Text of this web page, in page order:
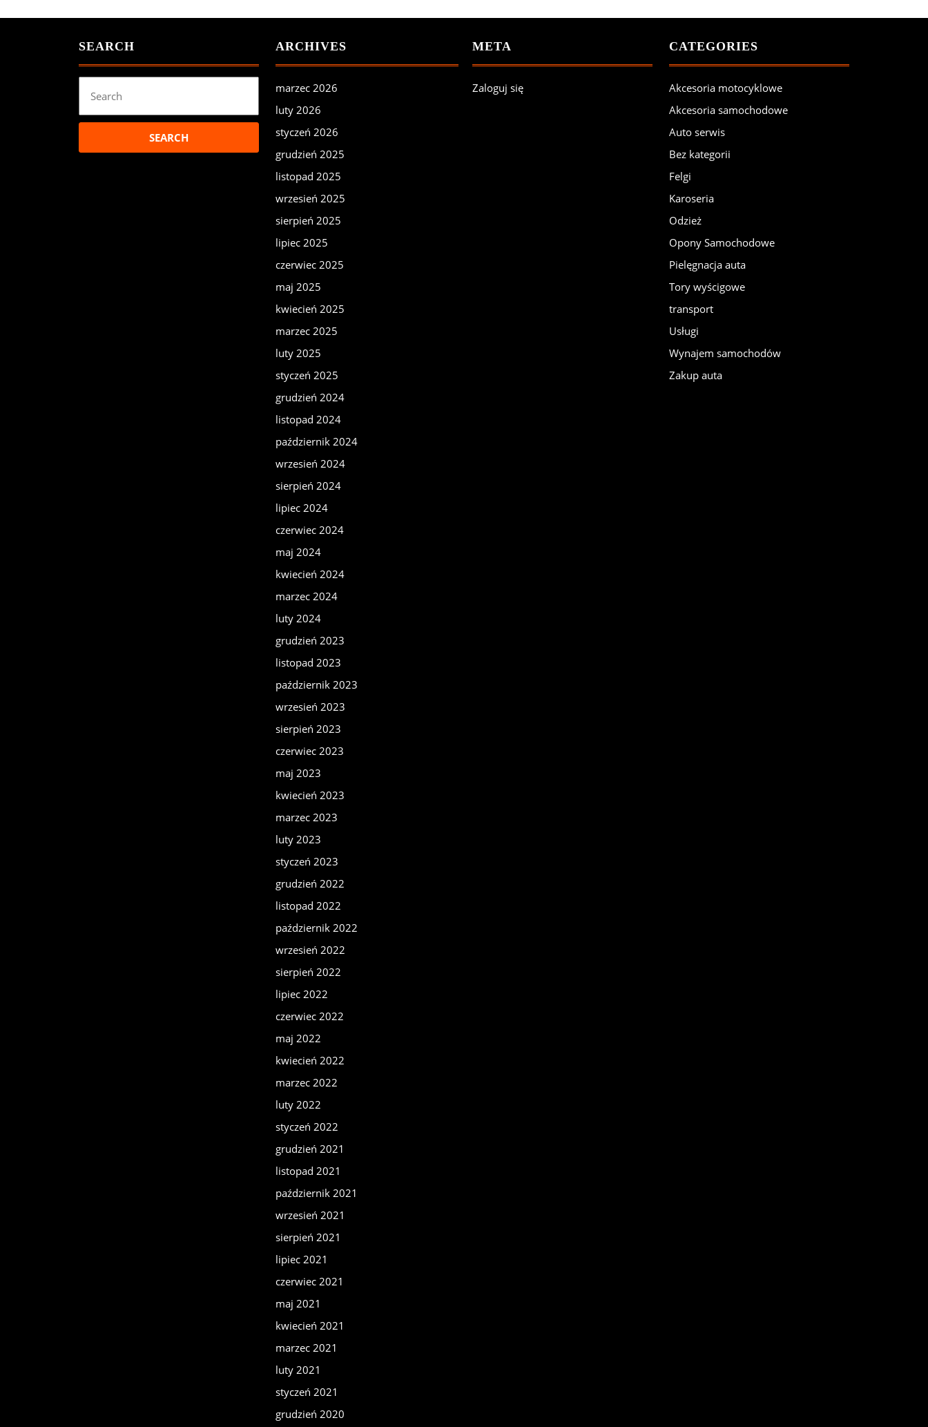
SEARCH
for:
ARCHIVES
marzec 2026
luty 2026
styczeń 2026
grudzień 2025
listopad 2025
wrzesień 2025
sierpień 2025
lipiec 2025
czerwiec 2025
maj 2025
kwiecień 2025
marzec 2025
luty 2025
styczeń 2025
grudzień 2024
listopad 2024
październik 2024
wrzesień 2024
sierpień 2024
lipiec 2024
czerwiec 2024
maj 2024
kwiecień 2024
marzec 2024
luty 2024
grudzień 2023
listopad 2023
październik 2023
wrzesień 2023
sierpień 2023
czerwiec 2023
maj 2023
kwiecień 2023
marzec 2023
luty 2023
styczeń 2023
grudzień 2022
listopad 2022
październik 2022
wrzesień 2022
sierpień 2022
lipiec 2022
czerwiec 2022
maj 2022
kwiecień 2022
marzec 2022
luty 2022
styczeń 2022
grudzień 2021
listopad 2021
październik 2021
wrzesień 2021
sierpień 2021
lipiec 2021
czerwiec 2021
maj 2021
kwiecień 2021
marzec 2021
luty 2021
styczeń 2021
grudzień 2020
META
Zaloguj się
CATEGORIES
Akcesoria motocyklowe
Akcesoria samochodowe
Auto serwis
Bez kategorii
Felgi
Karoseria
Odzież
Opony Samochodowe
Pielęgnacja auta
Tory wyścigowe
transport
Usługi
Wynajem samochodów
Zakup auta